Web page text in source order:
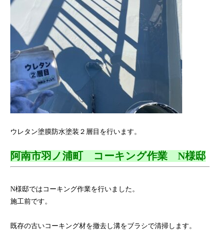
ウレタン塗膜防水塗装２層目を行います。
阿南市羽ノ浦町 コーキング作業 N様邸
N様邸ではコーキング作業を行いました。
施工前です。
既存の古いコーキング材を撤去し溝をブラシで清掃します。